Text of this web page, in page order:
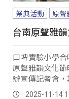
祭典活動 原聲
台南原聲雅
口埤實驗小學
原聲雅韻文化
辦宣傳記者會，
飛，文化節上也
2025-11-14